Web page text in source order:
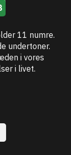
11 numre.
undertoner.
i vores
i livet.